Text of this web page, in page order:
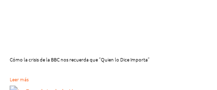
Cómo la crisis de la BBC nos recuerda que “Quien lo Dice Importa”
Leer más